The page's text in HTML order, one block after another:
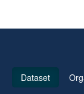
Dataset